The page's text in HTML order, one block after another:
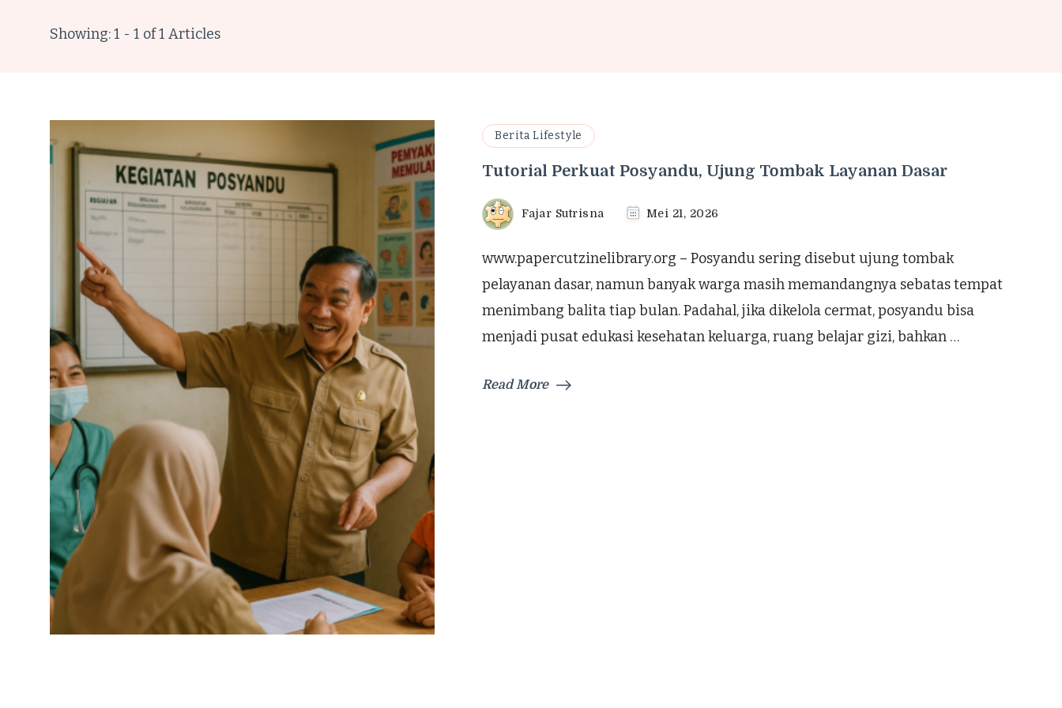
Showing: 1 - 1 of 1 Articles
Berita Lifestyle
Tutorial Perkuat Posyandu, Ujung Tombak Layanan Dasar
Fajar Sutrisna Mei 21, 2026
www.papercutzinelibrary.org – Posyandu sering disebut ujung tombak
pelayanan dasar, namun banyak warga masih memandangnya sebatas tempat
menimbang balita tiap bulan. Padahal, jika dikelola cermat, posyandu bisa
menjadi pusat edukasi kesehatan keluarga, ruang belajar gizi, bahkan …
Read More